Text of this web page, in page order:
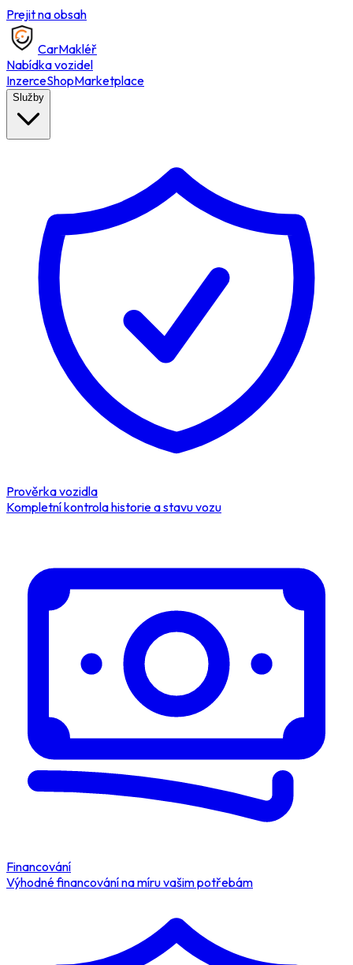
Prejit na obsah
CarMakléř
Nabídka vozidel
InzerceShopMarketplace
Služby
Prověrka vozidla
Kompletní kontrola historie a stavu vozu
Financování
Výhodné financování na míru vašim potřebám